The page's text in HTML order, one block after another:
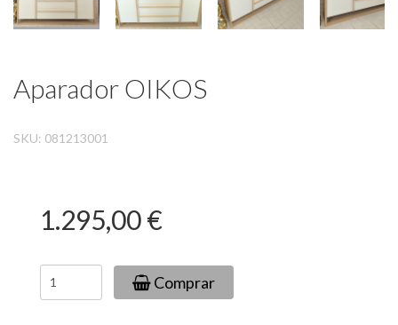
Aparador OIKOS
SKU: 081213001
1.295,00 €
Comprar